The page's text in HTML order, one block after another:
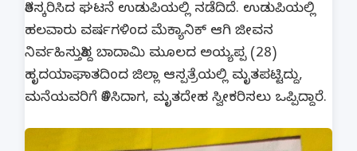
ತಿರಸ್ಕರಿಸಿದ ಘಟನೆ ಉಡುಪಿಯಲ್ಲಿ ನಡೆದಿದೆ. ಉಡುಪಿಯಲ್ಲಿ
ಹಲವಾರು ವರ್ಷಗಳಿಂದ ಮೆಕ್ಯಾನಿಕ್ ಆಗಿ ಜೀವನ
ನಿರ್ವಹಿಸುತ್ತಿದ್ದ ಬಾದಾಮಿ ಮೂಲದ ಅಯ್ಯಪ್ಪ (28)
ಹೃದಯಾಘಾತದಿಂದ ಜಿಲ್ಲಾ ಆಸ್ಪತ್ರೆಯಲ್ಲಿ ಮೃತಪಟ್ಟಿದ್ದು,
ಮನೆಯವರಿಗೆ ತಿಳಿಸಿದಾಗ, ಮೃತದೇಹ ಸ್ವೀಕರಿಸಲು ಒಪ್ಪಿದ್ದಾರೆ.